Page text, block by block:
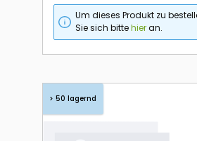
Um dieses Produkt zu
Sie sich bittehieran.
> 50 lagernd